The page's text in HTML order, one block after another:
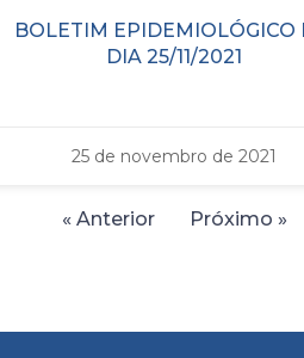
BOLETIM EPIDEMIOLÓGICO
DIA 25/11/2021
25 de novembro de 2021
« Anterior Próximo »